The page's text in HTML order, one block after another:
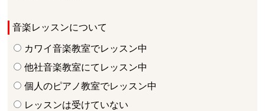
音楽レッスンについて
カワイ音楽教室でレッスン中
他社音楽教室にてレッスン中
個人のピアノ教室でレッスン中
レッスンは受けていない